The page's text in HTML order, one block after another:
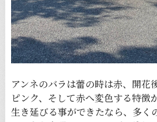
アンネのバラは蕾の時は赤、開花
ピンク、そして赤へ変色する特徴
生き延びる事ができたなら、多く